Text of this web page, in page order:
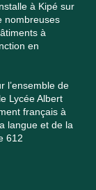
à Kipé sur
nombreuses
à
en
l’ensemble de
Lycée Albert
français à
langue et de la
612